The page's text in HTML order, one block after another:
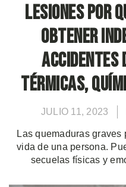
Lesiones por
Obtener
Accidentes
Térmicas,
JULIO 11, 2023
Las quemaduras
vida de una persona.
secuelas físicas y